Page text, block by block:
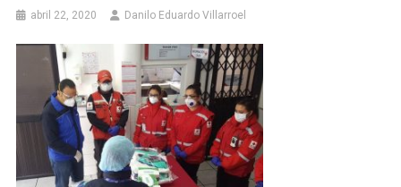
abril 22, 2020 Danilo Eduardo Villarroel